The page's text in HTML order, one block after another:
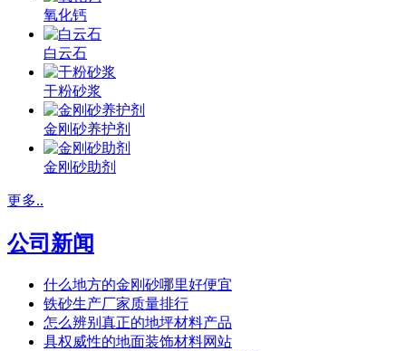
氧化钙
白云石
干粉砂浆
金刚砂养护剂
金刚砂助剂
更多..
公司新闻
什么地方的金刚砂哪里好便宜
铁砂生产厂家质量排行
怎么辨别真正的地坪材料产品
具权威性的地面装饰材料网站